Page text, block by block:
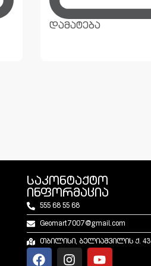
დამატება
საკონტაქტო
ინფორმაცია
555 68 55 68
Geomart7007@gmail.com
თბილისი, ბელიაშვილის ქ. 43